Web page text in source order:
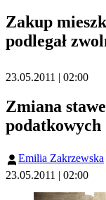
Zakup
podlegał
23.05.2011 | 02:00
Zmiana
podatkowych
Emilia Zakrzewska
23.05.2011 | 02:00